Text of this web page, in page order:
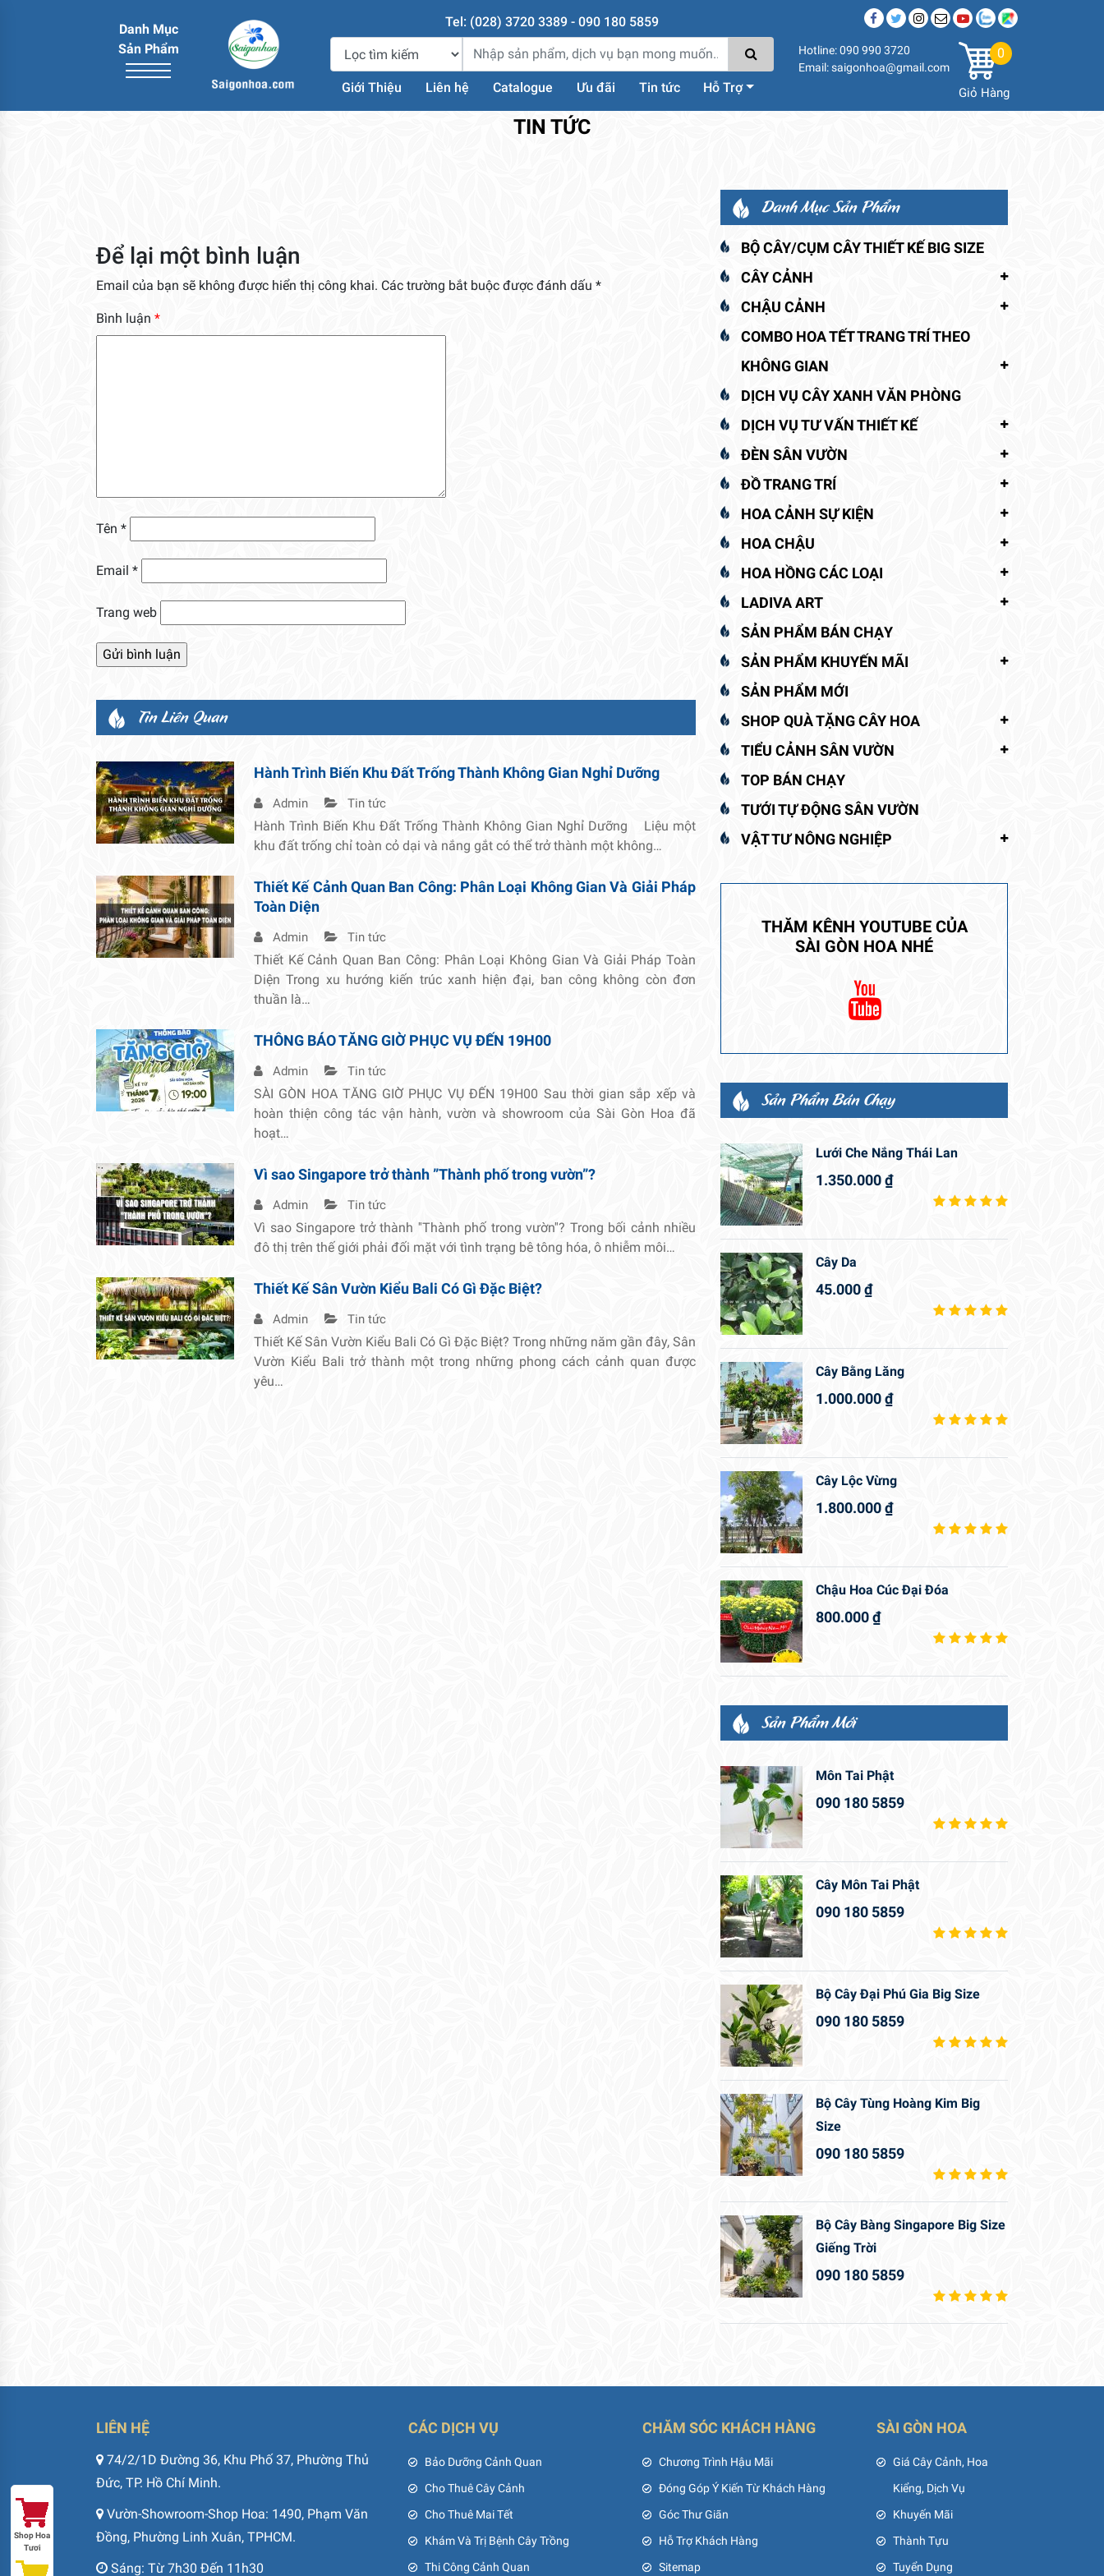
Danh Mục
Sản Phẩm
Tel: (028) 3720 3389 - 090 180 5859
Giới Thiệu Liên hệ Catalogue Ưu đãi Tin tức Hỗ Trợ
Hotline: 090 990 3720
Email: saigonhoa@gmail.com
0
Giỏ Hàng
TIN TỨC
Để lại một bình luận
Email của bạn sẽ không được hiển thị công khai. Các trường bắt buộc được đánh dấu *
Bình luận *
Tên *
Email *
Trang web
Tin Liên Quan
Hành Trình Biến Khu Đất Trống Thành Không Gian Nghỉ Dưỡng
Admin Tin tức
Hành Trình Biến Khu Đất Trống Thành Không Gian Nghỉ Dưỡng Liệu một
khu đất trống chỉ toàn cỏ dại và nắng gắt có thể trở thành một không…
Thiết Kế Cảnh Quan Ban Công: Phân Loại Không Gian Và Giải Pháp
Toàn Diện
Admin Tin tức
Thiết Kế Cảnh Quan Ban Công: Phân Loại Không Gian Và Giải Pháp Toàn
Diện Trong xu hướng kiến trúc xanh hiện đại, ban công không còn đơn
thuần là…
THÔNG BÁO TĂNG GIỜ PHỤC VỤ ĐẾN 19H00
Admin Tin tức
SÀI GÒN HOA TĂNG GIỜ PHỤC VỤ ĐẾN 19H00 Sau thời gian sắp xếp và
hoàn thiện công tác vận hành, vườn và showroom của Sài Gòn Hoa đã
hoạt…
Vì sao Singapore trở thành ”Thành phố trong vườn”?
Admin Tin tức
Vì sao Singapore trở thành ''Thành phố trong vườn''? Trong bối cảnh nhiều
đô thị trên thế giới phải đối mặt với tình trạng bê tông hóa, ô nhiễm môi…
Thiết Kế Sân Vườn Kiểu Bali Có Gì Đặc Biệt?
Admin Tin tức
Thiết Kế Sân Vườn Kiểu Bali Có Gì Đặc Biệt? Trong những năm gần đây, Sân
Vườn Kiểu Bali trở thành một trong những phong cách cảnh quan được
yêu…
Danh Mục Sản Phẩm
BỘ CÂY/CỤM CÂY THIẾT KẾ BIG SIZE
CÂY CẢNH
CHẬU CẢNH
COMBO HOA TẾT TRANG TRÍ THEO
KHÔNG GIAN
DỊCH VỤ CÂY XANH VĂN PHÒNG
DỊCH VỤ TƯ VẤN THIẾT KẾ
ĐÈN SÂN VƯỜN
ĐỒ TRANG TRÍ
HOA CẢNH SỰ KIỆN
HOA CHẬU
HOA HỒNG CÁC LOẠI
LADIVA ART
SẢN PHẨM BÁN CHẠY
SẢN PHẨM KHUYẾN MÃI
SẢN PHẨM MỚI
SHOP QUÀ TẶNG CÂY HOA
TIỂU CẢNH SÂN VƯỜN
TOP BÁN CHẠY
TƯỚI TỰ ĐỘNG SÂN VƯỜN
VẬT TƯ NÔNG NGHIỆP
THĂM KÊNH YOUTUBE CỦA
SÀI GÒN HOA NHÉ
Sản Phẩm Bán Chạy
Lưới Che Nắng Thái Lan
1.350.000₫
Cây Da
45.000₫
Cây Bằng Lăng
1.000.000₫
Cây Lộc Vừng
1.800.000₫
Chậu Hoa Cúc Đại Đóa
800.000₫
Sản Phẩm Mới
Môn Tai Phật
090 180 5859
Cây Môn Tai Phật
090 180 5859
Bộ Cây Đại Phú Gia Big Size
090 180 5859
Bộ Cây Tùng Hoàng Kim Big
Size
090 180 5859
Bộ Cây Bàng Singapore Big Size
Giếng Trời
090 180 5859
LIÊN HỆ
74/2/1D Đường 36, Khu Phố 37, Phường Thủ
Đức, TP. Hồ Chí Minh.
Vườn-Showroom-Shop Hoa: 1490, Phạm Văn
Đồng, Phường Linh Xuân, TPHCM.
Sáng: Từ 7h30 Đến 11h30
CÁC DỊCH VỤ
Bảo Dưỡng Cảnh Quan
Cho Thuê Cây Cảnh
Cho Thuê Mai Tết
Khám Và Trị Bệnh Cây Trồng
Thi Công Cảnh Quan
CHĂM SÓC KHÁCH HÀNG
Chương Trình Hậu Mãi
Đóng Góp Ý Kiến Từ Khách Hàng
Góc Thư Giãn
Hỗ Trợ Khách Hàng
Sitemap
SÀI GÒN HOA
Giá Cây Cảnh, Hoa
Kiểng, Dịch Vụ
Khuyến Mãi
Thành Tựu
Tuyển Dụng
Shop Hoa
Tươi